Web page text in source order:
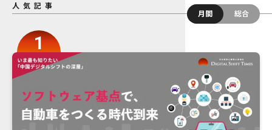
人気記事
月間
総合